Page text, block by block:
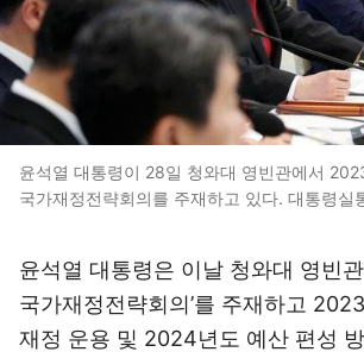
윤석열 대통령이 28일 청와대 영빈관에서
국가재정전략회의를 주재하고 있다. 대통령실
윤석열 대통령은 이날 청와대 영빈
국가재정전략회의’를 주재하고
재정 운용 및 2024년도 예산 편성